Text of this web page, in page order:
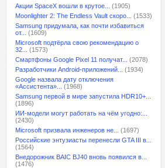
Акции SpaceX вошли в крутое...
(1905)
Moonlighter 2: The Endless Vault скоро...
(1533)
Samsung придумала, как почти избавиться
от...
(1609)
Microsoft подтёрла свою рекомендацию о
32...
(1573)
Смартфоны Google Pixel 11 получат...
(2078)
Разработчики Android-приложений...
(1934)
Google назвала дату отключения
«Ассистента»...
(1968)
Samsung первой в мире запустила HDR10+...
(1896)
ИИ-модели могут работать на чём угодно:...
(2430)
Microsoft призвала инженеров не...
(1697)
Российские энтузиасты перенесли GTA III в...
(1564)
Внедорожник BAIC BJ40 вновь появился в...
(1476)